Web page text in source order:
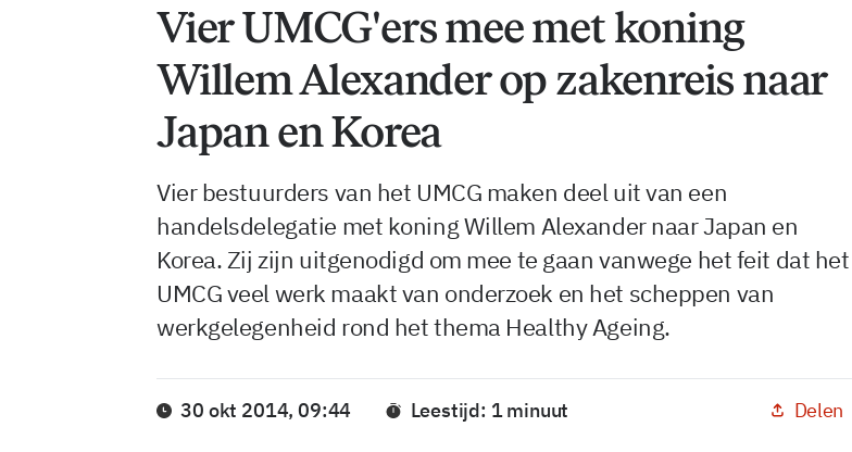
Vier UMCG'ers mee met koning
Willem Alexander op zakenreis naar
Japan en Korea
Vier bestuurders van het UMCG maken deel uit van een
handelsdelegatie met koning Willem Alexander naar Japan en
Korea. Zij zijn uitgenodigd om mee te gaan vanwege het feit dat het
UMCG veel werk maakt van onderzoek en het scheppen van
werkgelegenheid rond het thema Healthy Ageing.
30 okt 2014, 09:44 Leestijd: 1 minuut Delen